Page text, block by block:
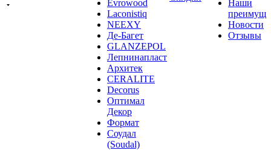
Evrowood
Laconistiq
NEEXY
Де-Багет
GLANZEPOL
Лепнинапласт
Архитек
CERALITE
Decorus
Оптимал
Декор
Формат
Соудал
(Soudal)
Наши
Новости
Отзывы